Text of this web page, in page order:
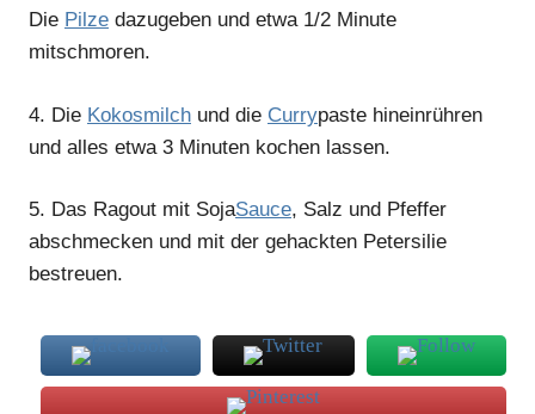
Die Pilze dazugeben und etwa 1/2 Minute
mitschmoren.
4. Die Kokosmilch und die Currypaste hineinrühren
und alles etwa 3 Minuten kochen lassen.
5. Das Ragout mit SojaSauce, Salz und Pfeffer
abschmecken und mit der gehackten Petersilie
bestreuen.